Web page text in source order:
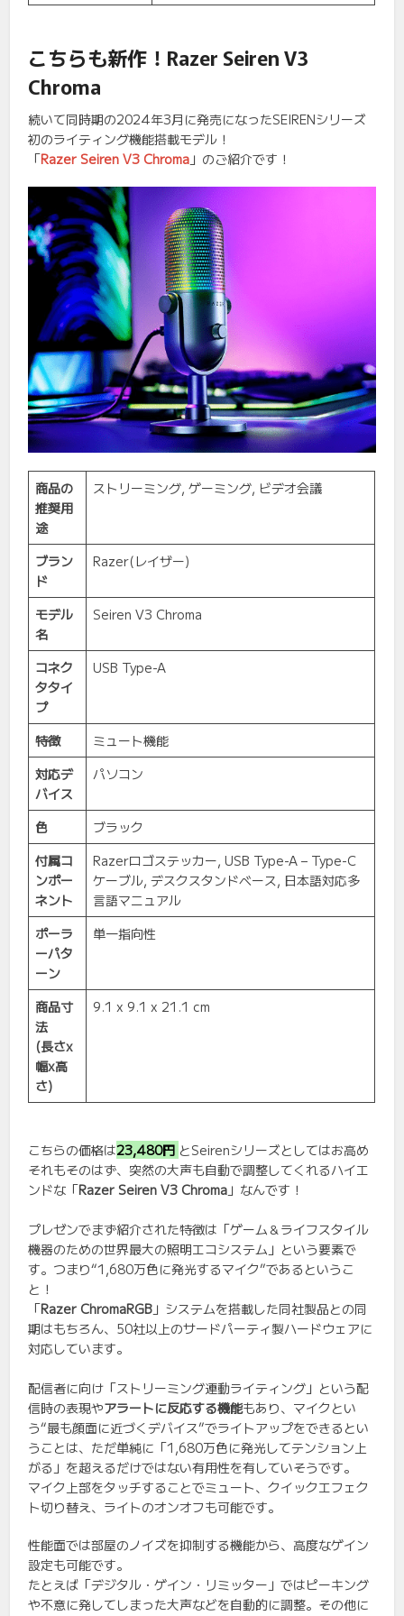
こちらも新作！Razer Seiren V3
Chroma
続いて同時期の2024年3月に発売になったSEIRENシリーズ
初のライティング機能搭載モデル！
「Razer Seiren V3 Chroma 」のご紹介です！
商品の
推奨用
途
ストリーミング, ゲーミング, ビデオ会議
ブラン
ド
Razer(レイザー)
モデル
名
Seiren V3 Chroma
コネク
タタイ
プ
USB Type-A
特徴
ミュート機能
対応デ
バイス
パソコン
色
ブラック
付属コ
ンポー
ネント
Razerロゴステッカー, USB Type-A – Type-C
ケーブル, デスクスタンドベース, 日本語対応多
言語マニュアル
ポーラ
ーパタ
ーン
単一指向性
商品寸
法
(長さx
幅x高
さ)
9.1 x 9.1 x 21.1 cm
こちらの価格は23,480円 とSeirenシリーズとしてはお高め
それもそのはず、突然の大声も自動で調整してくれるハイエ
ンドな「Razer Seiren V3 Chroma 」なんです！
プレゼンでまず紹介された特徴は「ゲーム＆ライフスタイル
機器のための世界最大の照明エコシステム」という要素で
す。つまり“1,680万色に発光するマイク”であるというこ
と！
「Razer ChromaRGB 」システムを搭載した同社製品との同
期はもちろん、50社以上のサードパーティ製ハードウェアに
対応しています。
配信者に向け「ストリーミング連動ライティング」という配
信時の表現やアラートに反応する機能もあり、マイクとい
う“最も顔面に近づくデバイス”でライトアップをできるとい
うことは、ただ単純に「1,680万色に発光してテンション上
がる」を超えるだけではない有用性を有していそうです。
マイク上部をタッチすることでミュート、クイックエフェク
ト切り替え、ライトのオンオフも可能です。
性能面では部屋のノイズを抑制する機能から、高度なゲイン
設定も可能です。
たとえば「デジタル・ゲイン・リミッター」ではピーキング
や不意に発してしまった大声などを自動的に調整。その他に